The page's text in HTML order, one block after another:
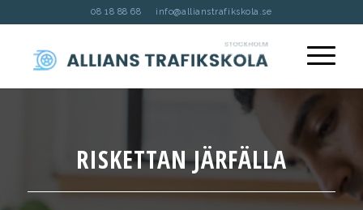
08 18 88 68 info@allianstrafikskola.se
RISKETTAN JÄRFÄLLA